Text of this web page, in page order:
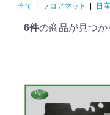
全て | フロアマット | 日産
6件の商品が見つか